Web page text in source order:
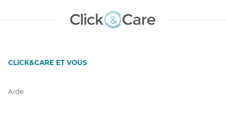
CLICK&CARE ET VOUS
Aide